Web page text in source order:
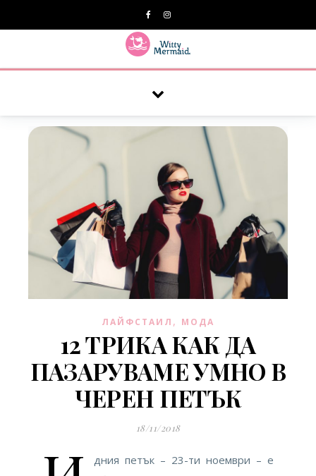
ЛАЙФСТАИЛ , МОДА
12 ТРИКА КАК ДА
ПАЗАРУВАМЕ УМНО В
ЧЕРЕН ПЕТЪК
18/11/2018
дния петък – 23-ти ноември – е